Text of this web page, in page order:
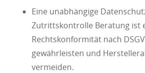
Eine unabhängige
Zutrittskontrolle Beratung ist
Rechtskonformität nach
gewährleisten und
vermeiden.